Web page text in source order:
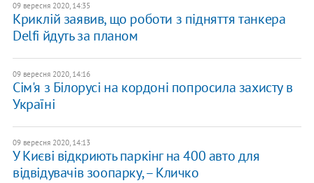
09 вересня 2020, 14:35
Криклій заявив, що роботи з підняття танкера
Delfi йдуть за планом
09 вересня 2020, 14:16
Сім'я з Білорусі на кордоні попросила захисту в
Україні
09 вересня 2020, 14:13
У Києві відкриють паркінг на 400 авто для
відвідувачів зоопарку, – Кличко